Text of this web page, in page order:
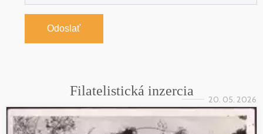
Odoslať
Filatelistická inzercia
20. 05. 2026